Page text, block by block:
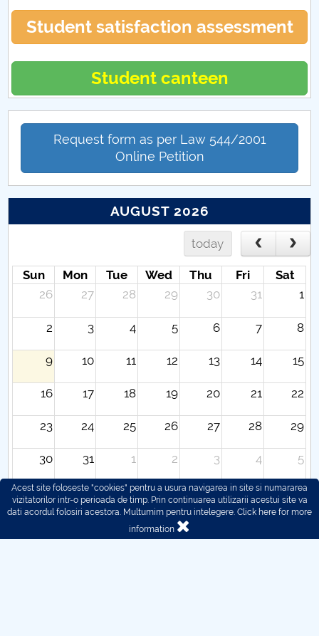
Student satisfaction assessment
Student canteen
Request form as per Law 544/2001
Online Petition
AUGUST 2026
today
Sun Mon Tue Wed Thu Fri
Sat
26
27 28 29 30 31 1
2 3 4 5 6 7 8
9 10 11 12 13 14 15
16 17 18 19 20 21 22
23 24 25 26 27 28 29
30 31 1 2 3 4 5
Acest site foloseste "cookies" pentru a usura navigarea in site si numararea
vizitatorilor intr-o perioada de timp. Prin continuarea utilizarii acestui site va
dati acordul folosiri acestora. Multumim pentru intelegere. Click here for more
information